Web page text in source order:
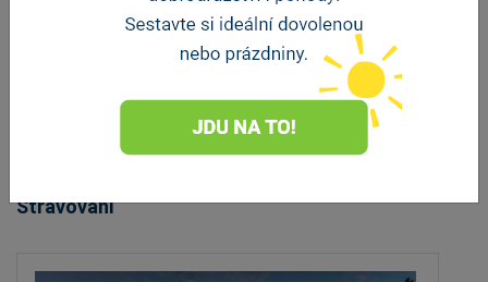
vzdálenost 1.5 km
ZOBRAZIT DALŠÍ
Stravování